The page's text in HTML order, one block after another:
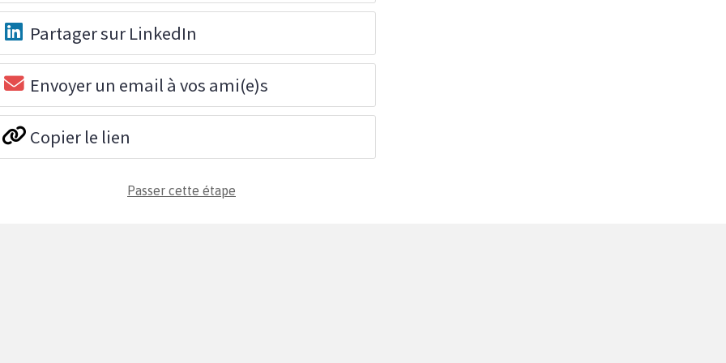
Partager sur LinkedIn
Envoyer un email à vos ami(e)s
Copier le lien
Passer cette étape